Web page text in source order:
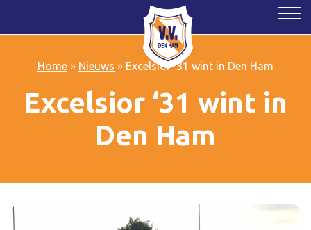
Home» Nieuws » Excelsior ‘31 wint in Den Ham
Excelsior ‘31 wint in
Den Ham